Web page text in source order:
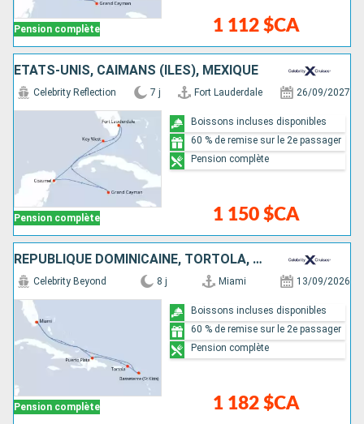
Pension complète 1 112 $CA
ÉTATS-UNIS, CAÏMANS (ÎLES), MEXIQUE
Pension complète
Celebrity Reflection 7 j Fort Lauderdale 26/09/2027
1 150 $CA
Boissons incluses disponibles
60 % de remise sur le 2e passager
Pension complète
RÉPUBLIQUE DOMINICAINE, TORTOLA, ÉTATS-UNIS
Pension complète
Celebrity Beyond 8 j Miami 13/09/2026
1 182 $CA
Boissons incluses disponibles
60 % de remise sur le 2e passager
Pension complète